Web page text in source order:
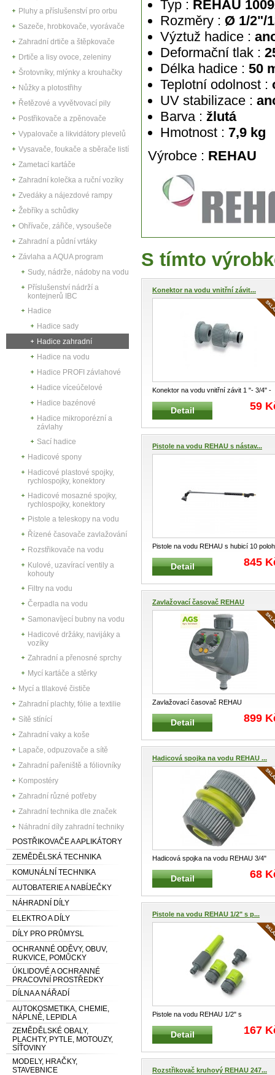
Pluhy a příslušenství pro orbu
Sazeče, hrobkovače, vyorávače
Zahradní drtiče a štěpkovače
Drtiče a lisy ovoce, zeleniny
Šrotovníky, mlýnky a krouhačky
Nůžky a plotostřihy
Řetězové a vyvětvovací pily
Postřikovače a zpěnovače
Vypalovače a likvidátory plevelů
Vysavače, foukače a sběrače listí
Zametací kartáče
Zahradní kolečka a ruční vozíky
Zvedáky a nájezdové rampy
Žebříky a schůdky
Ohřívače, zářiče, vysoušeče
Zahradní a půdní vrtáky
Závlaha a AQUA program
Sudy, nádrže, nádoby na vodu
Příslušenství nádrží a
kontejnerů IBC
Hadice
Hadice sady
Hadice zahradní
Hadice na vodu
Hadice PROFI závlahové
Hadice víceúčelové
Hadice bazénové
Hadice mikroporézní a
závlahy
Sací hadice
Hadicové spony
Hadicové plastové spojky,
rychlospojky, konektory
Hadicové mosazné spojky,
rychlospojky, konektory
Pistole a teleskopy na vodu
Řízené časovače zavlažování
Rozstřikovače na vodu
Kulové, uzavírací ventily a
kohouty
Filtry na vodu
Čerpadla na vodu
Samonavíjecí bubny na vodu
Hadicové držáky, navijáky a
vozíky
Zahradní a přenosné sprchy
Mycí kartáče a stěrky
Mycí a tllakové čističe
Zahradní plachty, fólie a textilie
Sítě stínící
Zahradní vaky a koše
Lapače, odpuzovače a sítě
Zahradní pařeniště a fóliovníky
Kompostéry
Zahradní různé potřeby
Zahradní technika dle značek
Náhradní díly zahradní techniky
POSTŘIKOVAČE A APLIKÁTORY
ZEMĚDĚLSKÁ TECHNIKA
KOMUNÁLNÍ TECHNIKA
AUTOBATERIE A NABÍJEČKY
NÁHRADNÍ DÍLY
ELEKTRO A DÍLY
DÍLY PRO PRŮMYSL
OCHRANNÉ ODĚVY, OBUV,
RUKVICE, POMŮCKY
ÚKLIDOVÉ A OCHRANNÉ
PRACOVNÍ PROSTŘEDKY
DÍLNA A NÁŘADÍ
AUTOKOSMETIKA, CHEMIE,
NÁPLNĚ, LEPIDLA
ZEMĚDĚLSKÉ OBALY,
PLACHTY, PYTLE, MOTOUZY,
SÍŤOVINY
MODELY, HRAČKY,
STAVEBNICE
Typ : REHAU
Rozměry : Ø 1/2"/
Výztuž hadice :
Deformační tlak :
Délka hadice :50
Teplotní odolnost :
UV stabilizace :
Barva : žlutá
Hmotnost : 7,9 kg
Výrobce : REHAU
S tímto
Konektor na vodu vnitřní závit...
Konektor na vodu vnitřní závit 1 "- 3/4" -
1/2" REHAU REHAU Unive
Detail 59
Pistole na vodu REHAU s nástav...
Pistole na vodu REHAU s hubicí 10 poloh
Profesionální pistole na vodu
Detail 845
Zavlažovací časovač REHAU
Zavlažovací časovač REHAU
12064661100 Jednoduchý a praktický
zavl...Detail 899
Hadicová spojka na vodu REHAU ...
Hadicová spojka na vodu REHAU 3/4"
REHAU 238703 Hadicová AQUA ryc ...
Detail 68
Pistole na vodu REHAU 1/2" s p...
Pistole na vodu REHAU 1/2" s
příslušenstvím sada REHAU 268103 Jed
...
Detail 167
Rozstřikovač kruhový REHAU 247...